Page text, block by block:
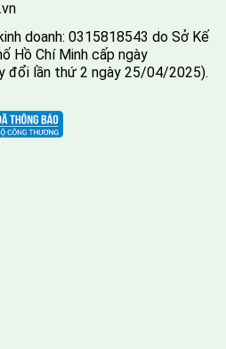
doanh: 0315818543 do Sở Kế
Hồ Chí Minh cấp ngày
đổi lần thứ 2 ngày 25/04/2025).